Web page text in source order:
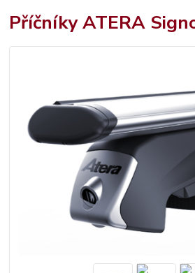
Příčníky ATERA